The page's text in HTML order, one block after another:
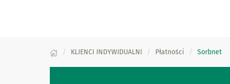
KLIENCI INDYWIDUALNI Płatności Sorbnet